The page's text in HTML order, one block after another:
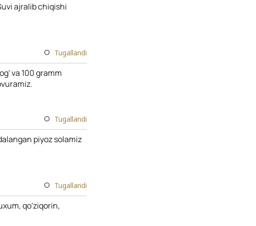
ajralib chiqishi
Tugallandi
va 100 gramm
Tugallandi
piyoz solamiz
Tugallandi
qo'ziqorin,